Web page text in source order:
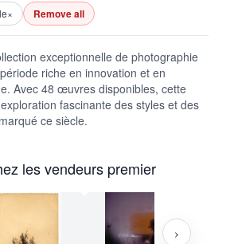
× Remove all
exceptionnelle de photographie
riche en innovation et en
Avec 48 œuvres disponibles, cette
fascinante des styles et des
ce siècle.
les vendeurs premier
›